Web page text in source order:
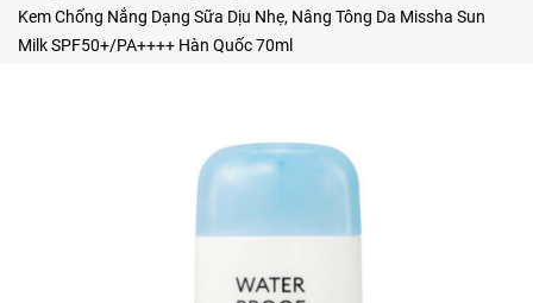
Kem Chống Nắng Dạng Sữa Dịu Nhẹ, Nâng Tông Da Missha Sun
Milk SPF50+/PA++++ Hàn Quốc 70ml